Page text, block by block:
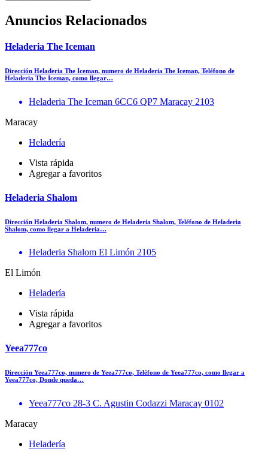
Anuncios Relacionados
Heladeria The Iceman
Dirección Heladeria The Iceman, numero de Heladeria The Iceman, Teléfono de
Heladeria The Iceman, como llegar…
Heladeria The Iceman 6CC6 QP7 Maracay 2103
Maracay
Heladería
Vista rápida
Agregar a favoritos
Heladeria Shalom
Dirección Heladeria Shalom, numero de Heladeria Shalom, Teléfono de Heladeria
Shalom, como llegar a Heladeria…
Heladeria Shalom El Limón 2105
El Limón
Heladería
Vista rápida
Agregar a favoritos
Yeea777co
Dirección Yeea777co, numero de Yeea777co, Teléfono de Yeea777co, como llegar a
Yeea777co, Donde queda…
Yeea777co 28-3 C. Agustin Codazzi Maracay 0102
Maracay
Heladería